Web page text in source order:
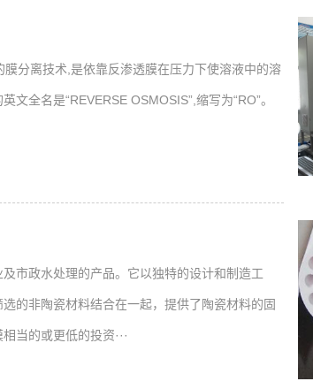
分离技术,是依靠反渗透膜在压力下使溶液中的溶
文全名是“REVERSE OSMOSIS”,缩写为“RO”。
政水处理的产品。它以独特的设计和制造工
的非陶瓷材料结合在一起，提供了陶瓷材料的固
当的或更低的投资···